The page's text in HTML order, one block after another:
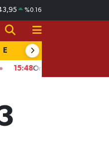
%0.16
EĞİTİM
ücretsiz üniversite